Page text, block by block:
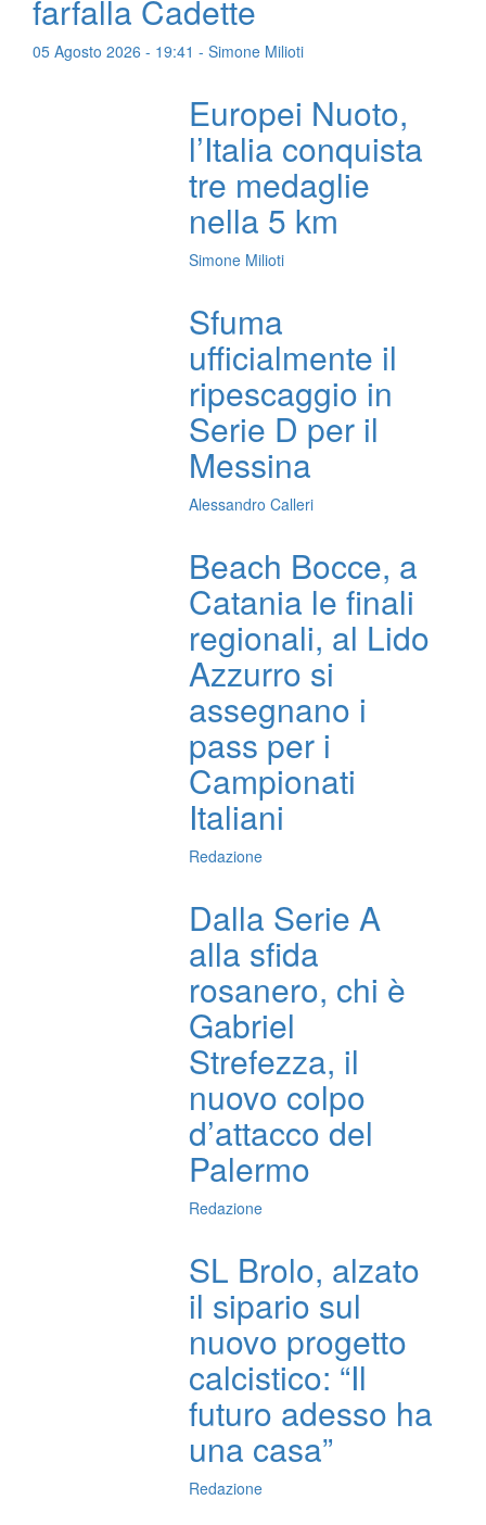
farfalla Cadette
05 Agosto 2026 - 19:41 - Simone Milioti
Europei Nuoto,
l’Italia conquista
tre medaglie
nella 5 km
Simone Milioti
Sfuma
ufficialmente il
ripescaggio in
Serie D per il
Messina
Alessandro Calleri
Beach Bocce, a
Catania le finali
regionali, al Lido
Azzurro si
assegnano i
pass per i
Campionati
Italiani
Redazione
Dalla Serie A
alla sfida
rosanero, chi è
Gabriel
Strefezza, il
nuovo colpo
d’attacco del
Palermo
Redazione
SL Brolo, alzato
il sipario sul
nuovo progetto
calcistico: “Il
futuro adesso ha
una casa”
Redazione